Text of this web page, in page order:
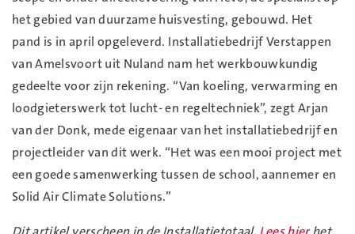
het gebied van duurzame huisvesting, gebouwd. Het
pand is in april opgeleverd. Installatiebedrijf Verstappen
van Amelsvoort uit Nuland nam het werkbouwkundig
gedeelte voor zijn rekening. “Van koeling, verwarming en
loodgieterswerk tot lucht- en regeltechniek”, zegt Arjan
van der Donk, mede eigenaar van het installatiebedrijf en
projectleider van dit werk. “Het was een mooi project met
een goede samenwerking tussen de school, aannemer en
Solid Air Climate Solutions.”